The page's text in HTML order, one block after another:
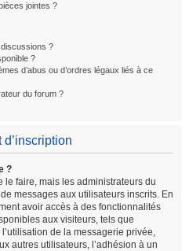
jointes ?
?
?
d’abus ou d’ordres légaux liés à ce
du forum ?
?
le faire, mais les administrateurs du
messages aux utilisateurs inscrits. En
avoir accès à des fonctionnalités
aux visiteurs, tels que
l’utilisation de la messagerie privée,
autres utilisateurs, l’adhésion à un